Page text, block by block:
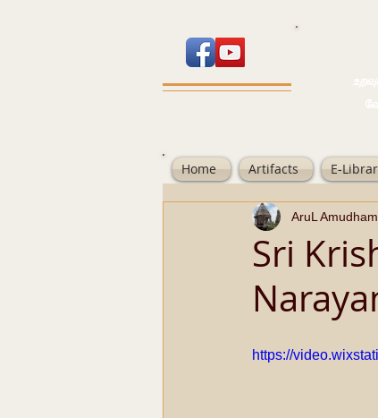
Home Artifacts E-
Sri
AruL Amudham
https://